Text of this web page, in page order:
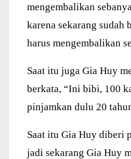
mengembalikan
karena sekarang sudah
harus mengembalikan
Saat itu juga Gia Huy
berkata, “Ini bibi, 100
pinjamkan dulu 20
Saat itu Gia Huy diberi
jadi sekarang Gia Huy